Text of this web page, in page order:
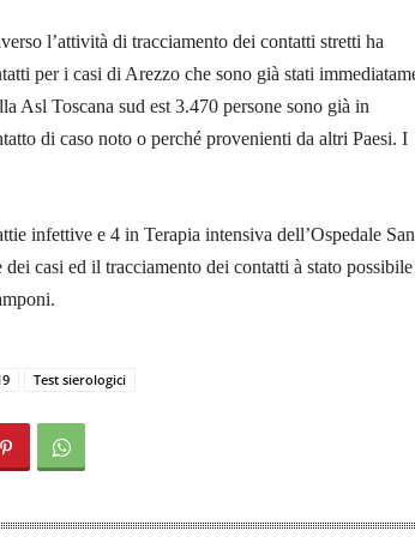
l’attività di tracciamento dei contatti stretti ha
per i casi di Arezzo che sono già stati
Asl Toscana sud est 3.470 persone sono già in
di caso noto o perché provenienti da altri Paesi. I
infettive e 4 in Terapia intensiva dell’Ospedale San
casi ed il tracciamento dei contatti à stato possibile
Test sierologici